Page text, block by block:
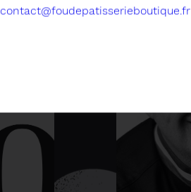
contact@foudepatisserieboutique.fr